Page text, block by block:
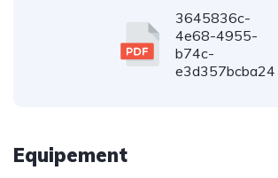
3645836c-
4e68-4955-
b74c-
e3d357bcba24
Equipement